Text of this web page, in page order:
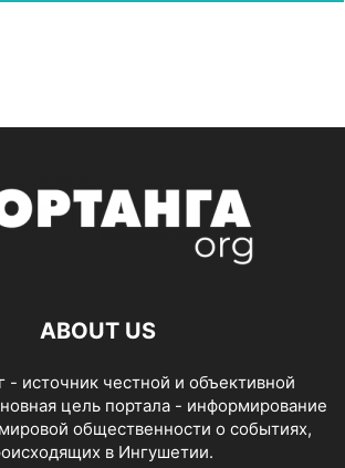
ABOUT US
- источник честной и объективной
цель портала - информирование
общественности о событиях,
в Ингушетии.